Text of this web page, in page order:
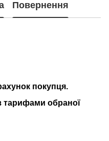
Повернення
покупця.
тарифами обраної